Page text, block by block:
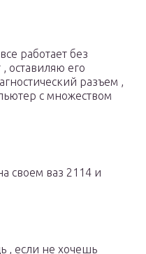
работает без
оставиляю его
разъем ,
с множеством
своем ваз 2114 и
, если не хочешь